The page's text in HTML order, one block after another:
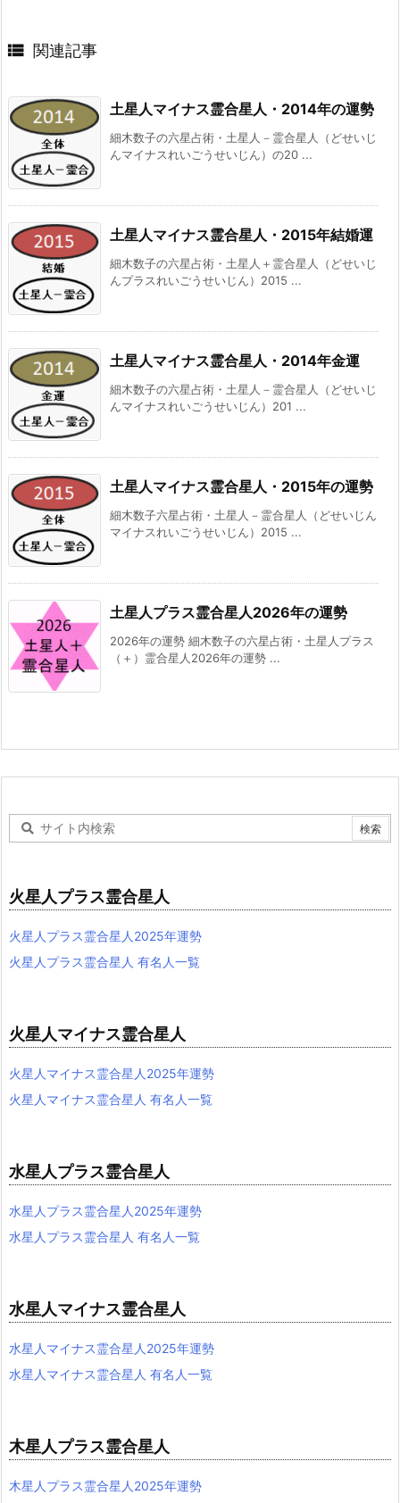
 関連記事
土星人マイナス霊合星人・2014年の運勢
細木数子の六星占術・土星人－霊合星人（どせいじ
んマイナスれいごうせいじん）の20 ...
土星人マイナス霊合星人・2015年結婚運
細木数子の六星占術・土星人＋霊合星人（どせいじ
んプラスれいごうせいじん）2015 ...
土星人マイナス霊合星人・2014年金運
細木数子の六星占術・土星人－霊合星人（どせいじ
んマイナスれいごうせいじん）201 ...
土星人マイナス霊合星人・2015年の運勢
細木数子六星占術・土星人－霊合星人（どせいじん
マイナスれいごうせいじん）2015 ...
土星人プラス霊合星人2026年の運勢
2026年の運勢 細木数子の六星占術・土星人プラス
（＋）霊合星人2026年の運勢 ...
火星人プラス霊合星人
火星人プラス霊合星人2025年運勢
火星人プラス霊合星人 有名人一覧
火星人マイナス霊合星人
火星人マイナス霊合星人2025年運勢
火星人マイナス霊合星人 有名人一覧
水星人プラス霊合星人
水星人プラス霊合星人2025年運勢
水星人プラス霊合星人 有名人一覧
水星人マイナス霊合星人
水星人マイナス霊合星人2025年運勢
水星人マイナス霊合星人 有名人一覧
木星人プラス霊合星人
木星人プラス霊合星人2025年運勢